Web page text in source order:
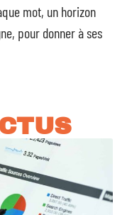
mot, un horizon
pour donner à ses